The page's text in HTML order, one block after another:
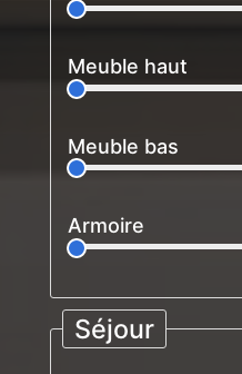
Meuble haut
Meuble bas
Armoire
Séjour